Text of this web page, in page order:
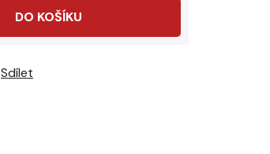
DO KOŠÍKU
Sdílet